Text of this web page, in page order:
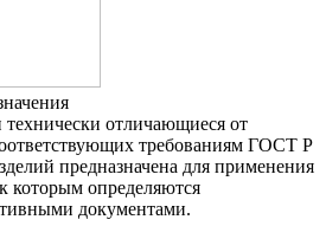
отличающиеся от
требованиям ГОСТ Р
предназначена для применения
которым определяются
документами.